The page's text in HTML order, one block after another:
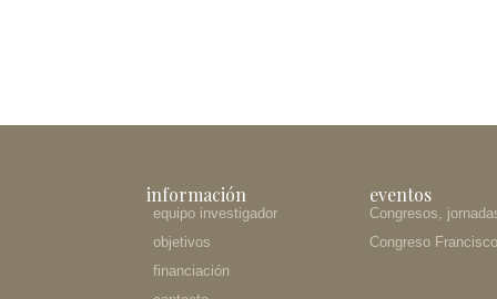
información
equipo investigador
objetivos
financiación
eventos
Congresos,
Congreso